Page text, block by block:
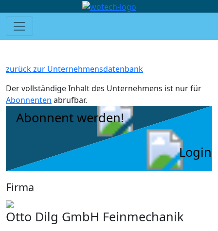
zurück zur Unternehmensdatenbank
Der vollständige Inhalt des Unternehmens ist nur für
Abonnenten abrufbar.
Abonnent werden!
Login
Firma
Otto Dilg GmbH Feinmechanik